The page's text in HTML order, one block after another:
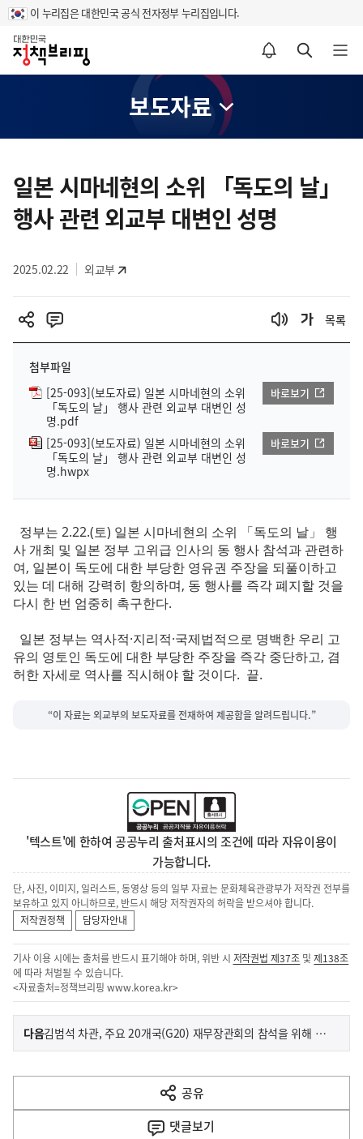
이 누리집은 대한민국 공식 전자정부 누리집입니다.
홈
알림설정 바로가기 검색 바로가기 메뉴 열기
보도자료
텐
영
일본 시마네현의 소위 「독도의 날」
행사 관련 외교부 대변인 성명
2025.02.22 외교부
목록
첨부파일
[25-093](보도자료) 일본 시마네현의 소위
「독도의 날」 행사 관련 외교부 대변인 성
명.pdf
바로보기
[25-093](보도자료) 일본 시마네현의 소위
「독도의 날」 행사 관련 외교부 대변인 성
명.hwpx
바로보기
정부는 2.22.(토) 일본 시마네현의 소위 「독도의 날」 행
사 개최 및 일본 정부 고위급 인사의 동 행사 참석과 관련하
여, 일본이 독도에 대한 부당한 영유권 주장을 되풀이하고
있는 데 대해 강력히 항의하며, 동 행사를 즉각 폐지할 것을
다시 한 번 엄중히 촉구한다.
일본 정부는 역사적·지리적·국제법적으로 명백한 우리 고
유의 영토인 독도에 대한 부당한 주장을 즉각 중단하고, 겸
허한 자세로 역사를 직시해야 할 것이다. 끝.
“이 자료는 외교부의 보도자료를 전재하여 제공함을 알려드립니다.”
'텍스트'에 한하여 공공누리 출처표시의 조건에 따라 자유이용이
가능합니다.
단, 사진, 이미지, 일러스트, 동영상 등의 일부 자료는 문화체육관광부가 저작권 전부를
보유하고 있지 아니하므로, 반드시 해당 저작권자의 허락을 받으셔야 합니다.
저작권정책
담당자안내
기사 이용 시에는 출처를 반드시 표기해야 하며, 위반 시 저작권법 제37조 및제138조
에 따라 처벌될 수 있습니다.
<자료출처=정책브리핑 www.korea.kr>
이
전
다
음
다음기
김범석 차관, 주요 20개국(G20) 재무장관회의 참석을 위해 출국
공유
열
기
댓글보기